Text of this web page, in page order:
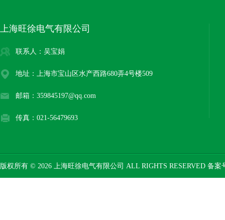
上海旺徐电气有限公司
联系人：吴宝娟
地址：上海市宝山区水产西路680弄4号楼509
邮箱：359845197@qq.com
传真：021-56479693
版权所有 © 2026 上海旺徐电气有限公司 ALL RIGHTS RESERVED 备案